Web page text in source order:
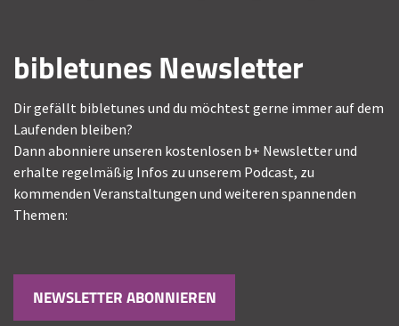
bibletunes Newsletter
Dir gefällt bibletunes und du möchtest gerne immer auf dem
Laufenden bleiben?
Dann abonniere unseren kostenlosen b+ Newsletter und
erhalte regelmäßig Infos zu unserem Podcast, zu
kommenden Veranstaltungen und weiteren spannenden
Themen:
NEWSLETTER ABONNIEREN